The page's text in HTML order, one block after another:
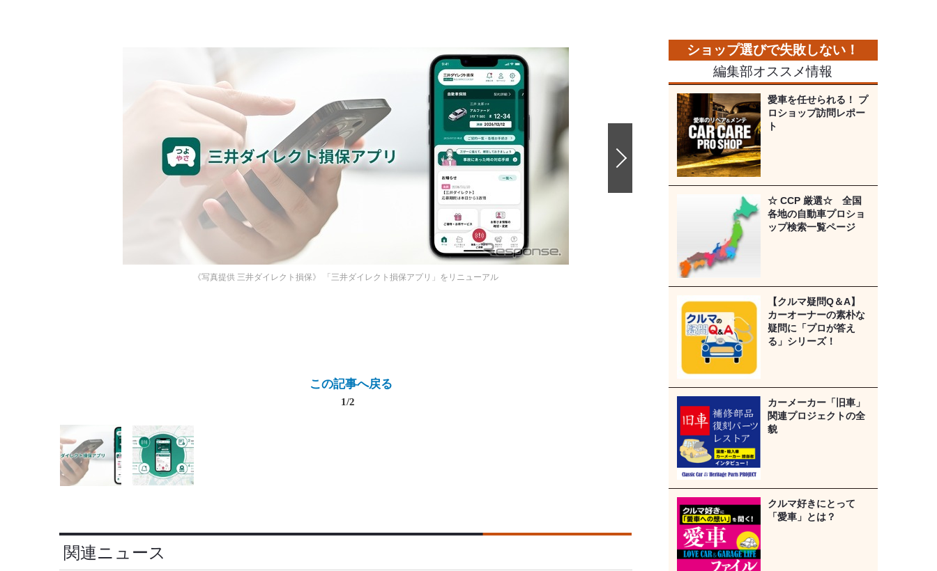
《写真提供 三井ダイレクト損保》 「三井ダイレクト損保アプリ」をリニューアル
この記事へ戻る
1/2
関連ニュース
編集部オススメ情報
愛車を任せられる！ プ
ロショップ訪問レポー
ト
☆ CCP 厳選☆ 全国
各地の自動車プロショ
ップ検索一覧ページ
【クルマ疑問Q＆A】
カーオーナーの素朴な
疑問に「プロが答え
る」シリーズ！
カーメーカー「旧車」
関連プロジェクトの全
貌
クルマ好きにとって
「愛車」とは？